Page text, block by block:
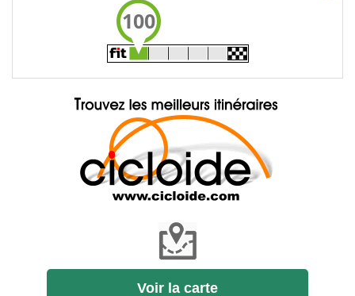
100
Voir la carte